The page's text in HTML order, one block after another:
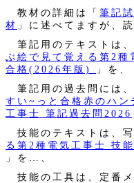
教材の詳細は「 筆記
材 」に述べてますが、
筆記用のテキストは
ぶ絵で見て覚える第2種
合格(2026年版)
」を、
筆記用の過去問には
すい~っと合格赤のハ
工事士 筆記過去問2026
技能のテキストは、写
る第2種電気工事士 技
」を…、
技能の工具は、定番